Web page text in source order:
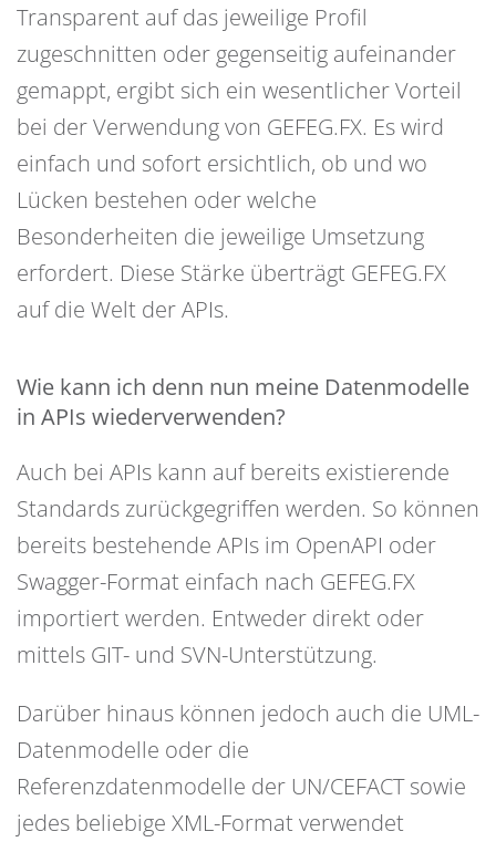
Transparent auf das jeweilige Profil
zugeschnitten oder gegenseitig aufeinander
gemappt, ergibt sich ein wesentlicher Vorteil
bei der Verwendung von GEFEG.FX. Es wird
einfach und sofort ersichtlich, ob und wo
Lücken bestehen oder welche
Besonderheiten die jeweilige Umsetzung
erfordert. Diese Stärke überträgt GEFEG.FX
auf die Welt der APIs.
Wie kann ich denn nun meine Datenmodelle
in APIs wiederverwenden?
Auch bei APIs kann auf bereits existierende
Standards zurückgegriffen werden. So können
bereits bestehende APIs im OpenAPI oder
Swagger-Format einfach nach GEFEG.FX
importiert werden. Entweder direkt oder
mittels GIT- und SVN-Unterstützung.
Darüber hinaus können jedoch auch die UML-
Datenmodelle oder die
Referenzdatenmodelle der UN/CEFACT sowie
jedes beliebige XML-Format verwendet